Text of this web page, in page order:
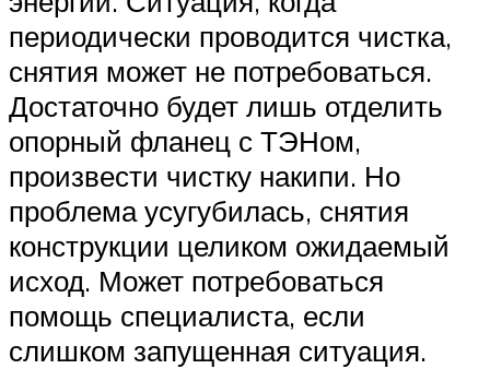
периодически проводится чистка,
снятия может не потребоваться.
Достаточно будет лишь отделить
опорный фланец с ТЭНом,
произвести чистку накипи. Но
проблема усугубилась, снятия
конструкции целиком ожидаемый
исход. Может потребоваться
помощь специалиста, если
слишком запущенная ситуация.